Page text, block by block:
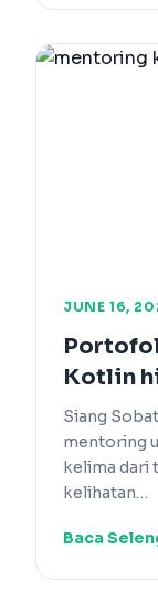
JUNE 16,
Kotlin
Siang
mentoring
kelima dari
kelihatan…
Baca